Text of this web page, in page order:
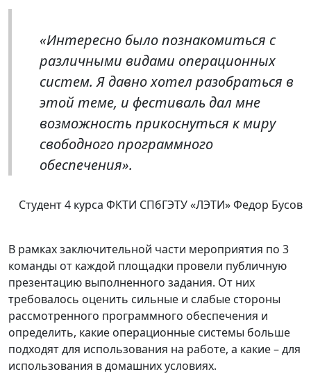
«Интересно было познакомиться с
различными видами операционных
систем. Я давно хотел разобраться в
этой теме, и фестиваль дал мне
возможность прикоснуться к миру
свободного программного
обеспечения».
Студент 4 курса ФКТИ СПбГЭТУ «ЛЭТИ» Федор Бусов
В рамках заключительной части мероприятия по 3
команды от каждой площадки провели публичную
презентацию выполненного задания. От них
требовалось оценить сильные и слабые стороны
рассмотренного программного обеспечения и
определить, какие операционные системы больше
подходят для использования на работе, а какие – для
использования в домашних условиях.